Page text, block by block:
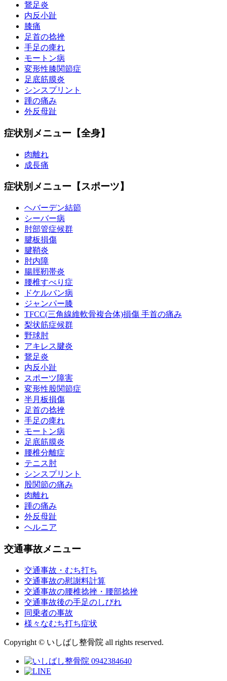
鵞足炎
内反小趾
膝痛
足首の捻挫
手足の痺れ
モートン病
変形性膝関節症
足底筋膜炎
シンスプリント
踵の痛み
外反母趾
症状別メニュー【全身】
肉離れ
成長痛
症状別メニュー【スポーツ】
ヘバーデン結節
シーバー病
肘部管症候群
腱板損傷
腱鞘炎
肘内障
腸脛靭帯炎
腰椎すべり症
ドケルバン病
ジャンパー膝
TFCC(三角線維軟骨複合体)損傷 手首の痛み
梨状筋症候群
野球肘
アキレス腱炎
鵞足炎
内反小趾
スポーツ障害
変形性股関節症
半月板損傷
足首の捻挫
手足の痺れ
モートン病
足底筋膜炎
腰椎分離症
テニス肘
シンスプリント
股関節の痛み
肉離れ
踵の痛み
外反母趾
ヘルニア
交通事故メニュー
交通事故・むち打ち
交通事故の慰謝料計算
交通事故の腰椎捻挫・腰部捻挫
交通事故後の手足のしびれ
同乗者の事故
様々なむち打ち症状
Copyright © いしばし整骨院 all rights reserved.